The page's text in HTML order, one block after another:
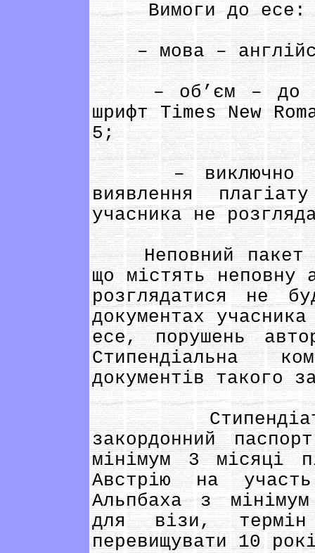
Вимоги до есе:
– мова –
– об’єм – до 3
шрифт Times New
5;
– виключно
виявлення
учасника не
Неповний пакет
що містять неповну
розглядатися не
документах
есе, порушень
Стипендіальна
документів такого
Стипендіат
закордонний
мінімум 3 місяці
Австрію на
Альпбаха з
для візи,
перевищувати 10